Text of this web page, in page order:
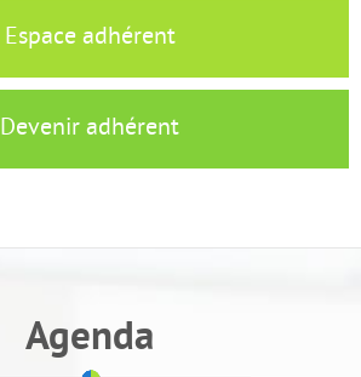
Espace adhérent
Devenir adhérent
Agenda